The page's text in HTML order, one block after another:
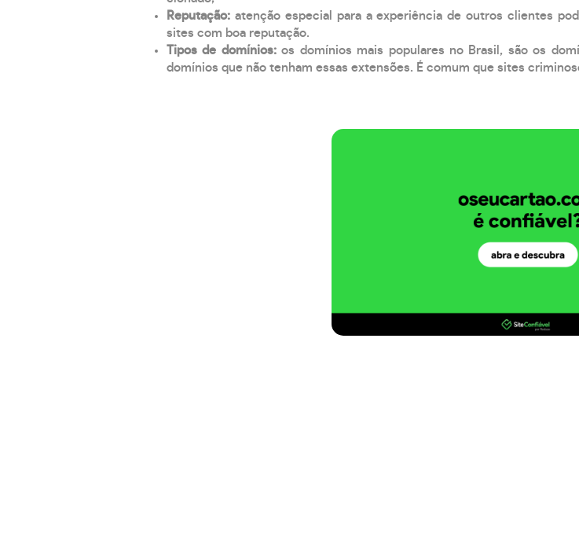
Reputação: atenção especial para a experiência de outros clientes
sites com boa reputação.
Tipos de domínios:os domínios mais populares no Brasil, são os
domínios que não tenham essas extensões. É comum que sites